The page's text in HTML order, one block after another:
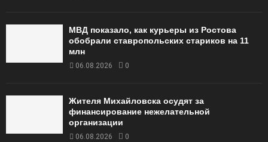
МВД показало, как курьеры из Ростова
обобрали ставропольских стариков на 11
млн
06.08.2026 0
Жителя Михайловска осудят за
финансирование нежелательной
организации
06.08.2026 0